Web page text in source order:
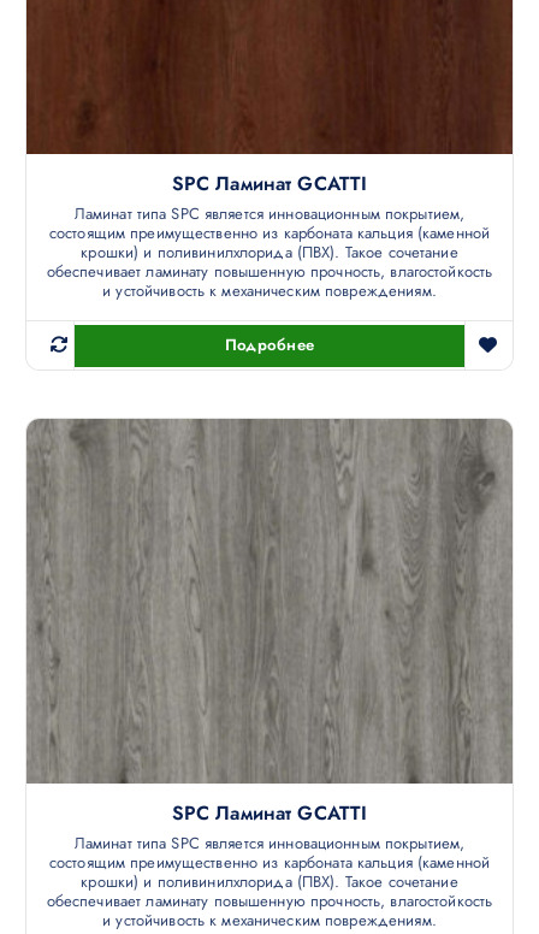
SPC Ламинат GCATTI
Ламинат типа SPC является инновационным покрытием,
состоящим преимущественно из карбоната кальция (каменной
крошки) и поливинилхлорида (ПВХ). Такое сочетание
обеспечивает ламинату повышенную прочность, влагостойкость
и устойчивость к механическим повреждениям.
Подробнее
SPC Ламинат GCATTI
Ламинат типа SPC является инновационным покрытием,
состоящим преимущественно из карбоната кальция (каменной
крошки) и поливинилхлорида (ПВХ). Такое сочетание
обеспечивает ламинату повышенную прочность, влагостойкость
и устойчивость к механическим повреждениям.